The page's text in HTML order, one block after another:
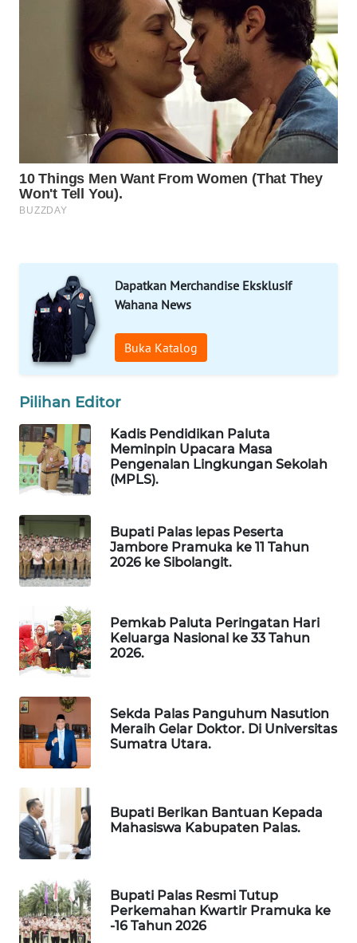
Dapatkan Merchandise Eksklusif
Wahana News
Buka Katalog
Pilihan Editor
Kadis Pendidikan Paluta
Meminpin Upacara Masa
Pengenalan Lingkungan Sekolah
(MPLS).
Bupati Palas lepas Peserta
Jambore Pramuka ke 11 Tahun
2026 ke Sibolangit.
Pemkab Paluta Peringatan Hari
Keluarga Nasional ke 33 Tahun
2026.
Sekda Palas Panguhum Nasution
Meraih Gelar Doktor. Di Universitas
Sumatra Utara.
Bupati Berikan Bantuan Kepada
Mahasiswa Kabupaten Palas.
Bupati Palas Resmi Tutup
Perkemahan Kwartir Pramuka ke
-16 Tahun 2026
METRO
NEWS
METRO
NEWS
KARING
NEWS
JURNAL
MARITIM
HUMBANG
NEWS
GARONGGANG
NEWS
FISUELRI
ENERGI
NEWS
CILEUNGSI
NEWS
BERKAT
BERAMPU
NEWS
ANUGERAH
NEWS
AKHLAK